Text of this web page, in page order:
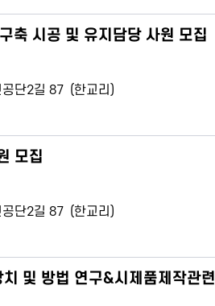
축 시공 및 유지담당 사원 모집
단2길 87 (한교리)
모집
단2길 87 (한교리)
및 방법 연구&시제품제작관련